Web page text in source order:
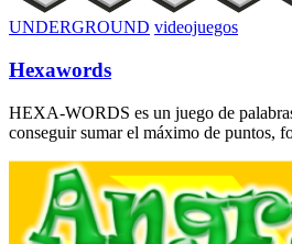
UNDERGROUND videojuegos
Hexawords
HEXA-WORDS es un juego de
conseguir sumar el máximo de puntos,